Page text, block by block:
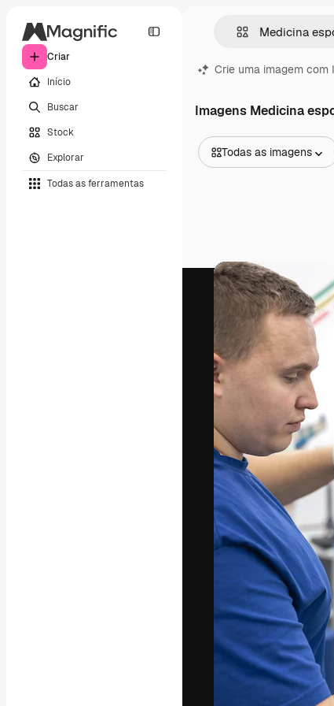
Criar
Início
Buscar
Stock
Explorar
Todas as ferramentas
Crie uma imagem com
Imagens Medicina
Todas as imagens
Vídeos
Clipes de vídeo
Animações
Modelos de vídeos
Ícones
Modelos 3D
Fontes
A
seu melhor
assinantes
agências e
Copyright ©